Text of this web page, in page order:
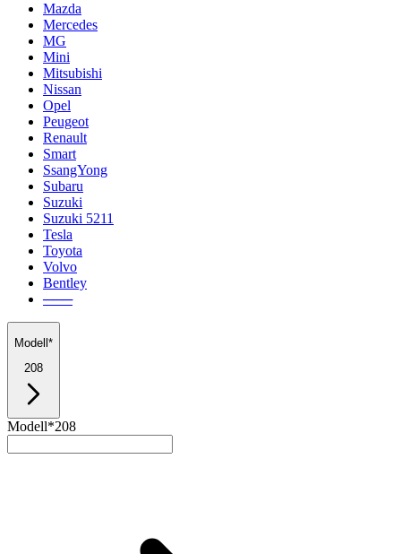
Mazda
Mercedes
MG
Mini
Mitsubishi
Nissan
Opel
Peugeot
Renault
Smart
SsangYong
Subaru
Suzuki
Suzuki 5211
Tesla
Toyota
Volvo
Bentley
───
Modell*
208
Modell*208